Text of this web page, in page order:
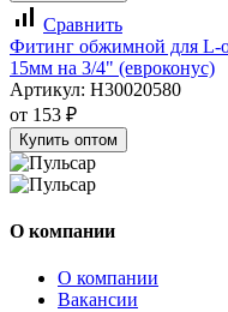
signal_cellular_alt Сравнить
Фитинг обжимной для L-
15мм на 3/4" (евроконус)
Артикул: Н30020580
от 153 ₽
Купить оптом
О компании
О компании
Вакансии